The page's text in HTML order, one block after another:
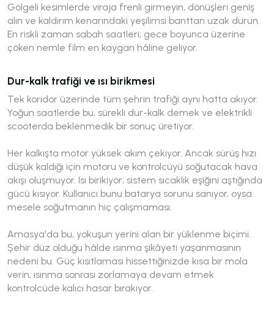
Gölgeli kesimlerde viraja frenli girmeyin, dönüşleri geniş
alın ve kaldırım kenarındaki yeşilimsi banttan uzak durun.
En riskli zaman sabah saatleri; gece boyunca üzerine
çöken nemle film en kaygan hâline geliyor.
Dur-kalk trafiği ve ısı birikmesi
Tek koridor üzerinde tüm şehrin trafiği aynı hatta akıyor.
Yoğun saatlerde bu, sürekli dur-kalk demek ve elektrikli
scooterda beklenmedik bir sonuç üretiyor.
Her kalkışta motor yüksek akım çekiyor. Ancak sürüş hızı
düşük kaldığı için motoru ve kontrolcüyü soğutacak hava
akışı oluşmuyor. Isı birikiyor; sistem sıcaklık eşiğini aştığında
gücü kısıyor. Kullanıcı bunu batarya sorunu sanıyor, oysa
mesele soğutmanın hiç çalışmaması.
Amasya'da bu, yokuşun yerini alan bir yüklenme biçimi.
Şehir düz olduğu hâlde ısınma şikâyeti yaşanmasının
nedeni bu. Güç kısıtlaması hissettiğinizde kısa bir mola
verin; ısınma sonrası zorlamaya devam etmek
kontrolcüde kalıcı hasar bırakıyor.